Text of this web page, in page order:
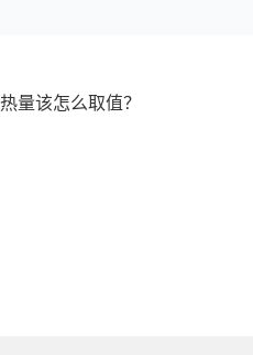
量该怎么取值？